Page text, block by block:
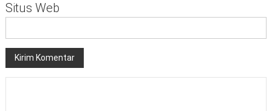
Situs Web